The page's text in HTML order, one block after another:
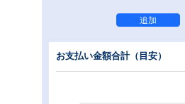
お支払い金額合計（目安）